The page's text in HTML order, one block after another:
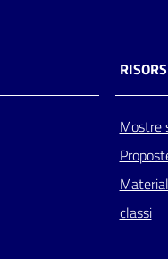
Mostre
classi